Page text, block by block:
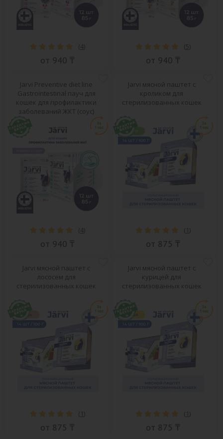
(4)
от 940 ₸
(5)
от 940 ₸
Jarvi Preventive diet line
Gastrointestinal пауч для
кошек для профилактики
заболеваний ЖКТ (соус)
(4)
от 940 ₸
Jarvi мясной паштет с
кроликом для
стерилизованных кошек
( 1)
от 875 ₸
Jarvi мясной паштет с
лососем для
стерилизованных кошек
( 1)
от 875 ₸
Jarvi мясной паштет с
курицей для
стерилизованных кошек
( 1)
от 875 ₸